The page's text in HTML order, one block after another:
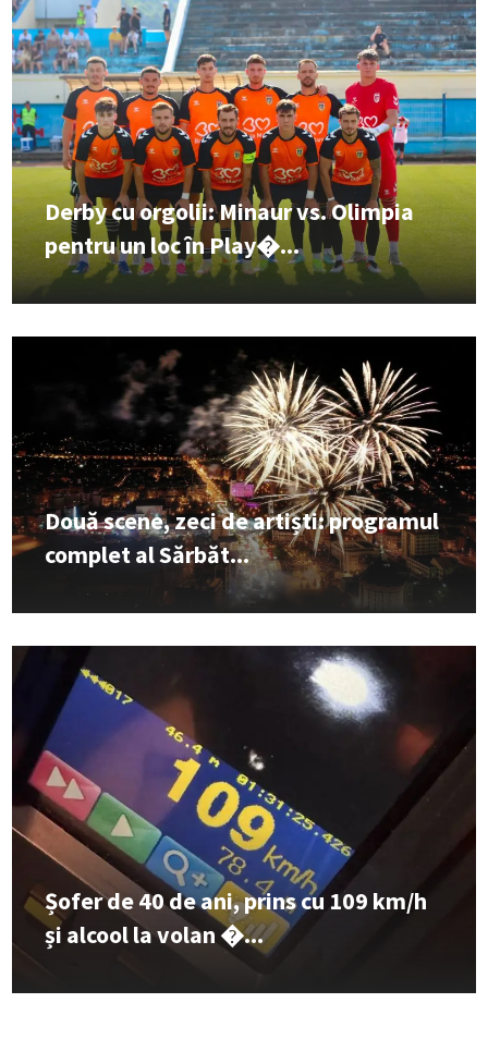
Derby cu orgolii: Minaur vs. Olimpia
pentru un loc în Play�...
Două scene, zeci de artiști: programul
complet al Sărbăt...
Șofer de 40 de ani, prins cu 109 km/h
și alcool la volan �...